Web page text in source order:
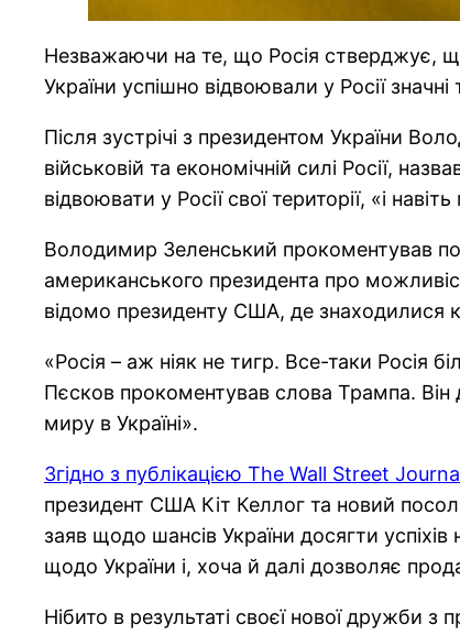
Незважаючи на те, що Росія стверджує, що
України успішно відвоювали у Росії значні
Після зустрічі з президентом України
військовій та економічній силі Росії,
відвоювати у Росії свої території, «і навіть
Володимир Зеленський прокоментував
американського президента про
відомо президенту США, де знаходилися
«Росія – аж ніяк не тигр. Все-таки Росія
Пєсков прокоментував слова Трампа. Він
миру в Україні».
Згідно з публікацією The Wall Street
президент США Кіт Келлог та новий
заяв щодо шансів України досягти
щодо України і, хоча й далі дозволяє
Нібито в результаті своєї нової дружби